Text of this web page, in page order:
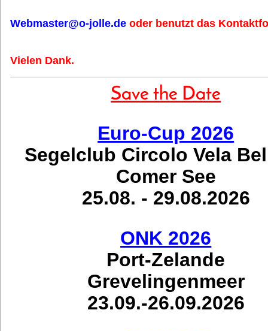
Webmaster@o-jolle.de oder benutzt das
Vielen Dank.
Save the Date
Euro-Cup 2026
Segelclub Circolo Vela
Comer See
25.08. - 29.08.2026
ONK 2026
Port-Zelande
Grevelingenmeer
23.09.-26.09.2026